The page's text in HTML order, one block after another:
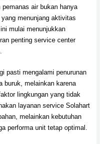
air bukan hanya
menunjang aktivitas
mulai menunjukkan
penting service center
pasti mengalami penurunan
buruk, melainkan karena
lingkungan yang tidak
layanan service Solahart
melainkan kebutuhan
performa unit tetap optimal.